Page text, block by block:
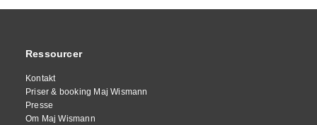
Ressourcer
Kontakt
Priser & booking Maj Wismann
Presse
Om Maj Wismann